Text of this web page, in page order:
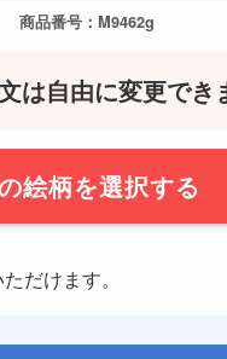
商品番号：M9462g
は自由に変更でき
絵柄を選択する
だけます。